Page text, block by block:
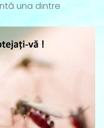
una dintre